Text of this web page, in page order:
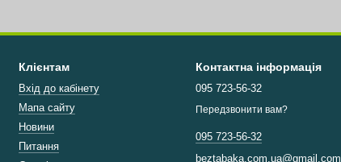
Клієнтам
Вхід до кабінету
Мапа сайту
Новини
Питання
Контактна інформація
095 723-56-32
Передзвонити вам?
095 723-56-32
beztabaka.com.ua@gmail.com